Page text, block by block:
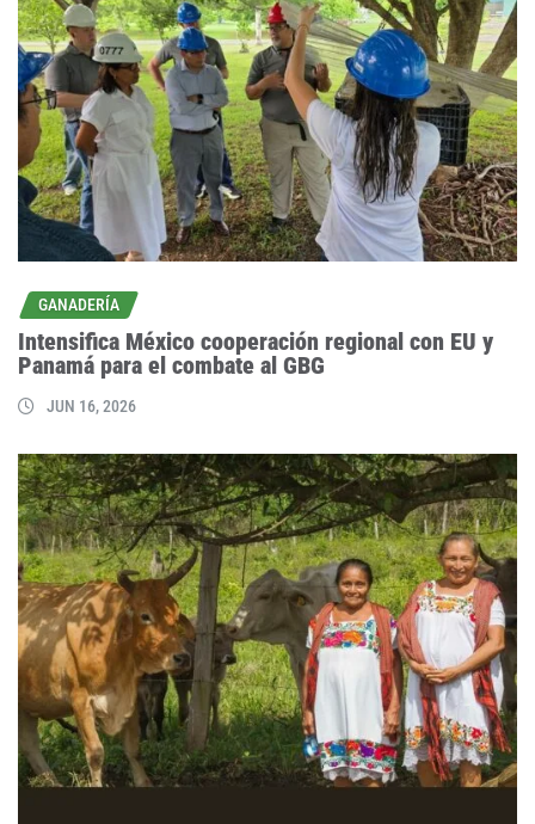
GANADERÍA
Intensifica México cooperación regional con EU y
Panamá para el combate al GBG
JUN 16, 2026